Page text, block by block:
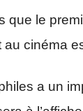
que le
au cinéma
a un